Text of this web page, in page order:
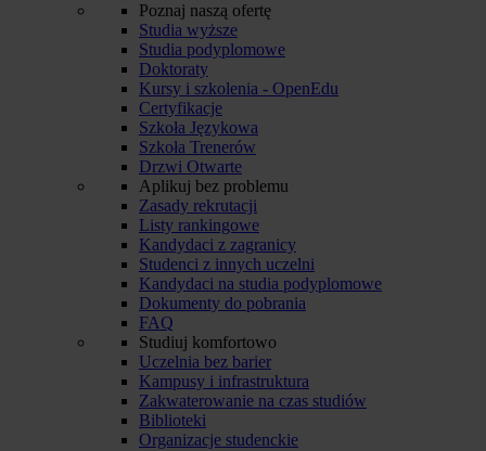
Poznaj naszą ofertę
Studia wyższe
Studia podyplomowe
Doktoraty
Kursy i szkolenia - OpenEdu
Certyfikacje
Szkoła Językowa
Szkoła Trenerów
Drzwi Otwarte
Aplikuj bez problemu
Zasady rekrutacji
Listy rankingowe
Kandydaci z zagranicy
Studenci z innych uczelni
Kandydaci na studia podyplomowe
Dokumenty do pobrania
FAQ
Studiuj komfortowo
Uczelnia bez barier
Kampusy i infrastruktura
Zakwaterowanie na czas studiów
Biblioteki
Organizacje studenckie